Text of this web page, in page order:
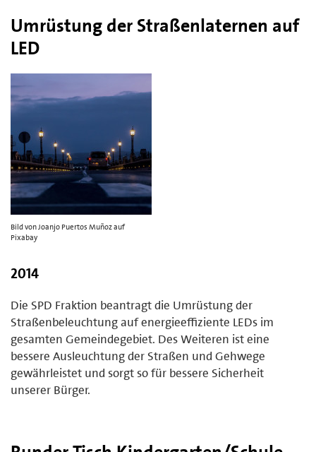
Umrüstung der Straßenlaternen auf
LED
Bild von Joanjo Puertos Muñoz auf
Pixabay
2014
Die SPD Fraktion beantragt die Umrüstung der
Straßenbeleuchtung auf energieeffiziente LEDs im
gesamten Gemeindegebiet. Des Weiteren ist eine
bessere Ausleuchtung der Straßen und Gehwege
gewährleistet und sorgt so für bessere Sicherheit
unserer Bürger.